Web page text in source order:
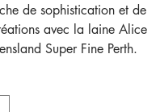
de sophistication et de
avec la laine Alice
Super Fine Perth.